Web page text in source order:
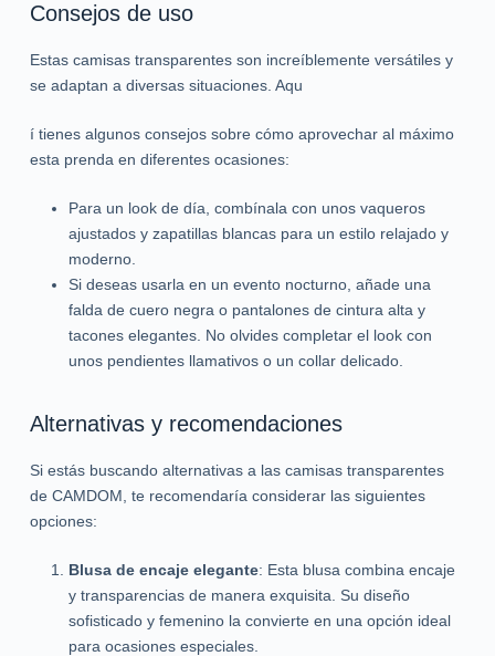
Consejos de uso
Estas camisas transparentes son increíblemente versátiles y
se adaptan a diversas situaciones. Aqu
í tienes algunos consejos sobre cómo aprovechar al máximo
esta prenda en diferentes ocasiones:
Para un look de día, combínala con unos vaqueros
ajustados y zapatillas blancas para un estilo relajado y
moderno.
Si deseas usarla en un evento nocturno, añade una
falda de cuero negra o pantalones de cintura alta y
tacones elegantes. No olvides completar el look con
unos pendientes llamativos o un collar delicado.
Alternativas y recomendaciones
Si estás buscando alternativas a las camisas transparentes
de CAMDOM, te recomendaría considerar las siguientes
opciones:
Blusa de encaje elegante: Esta blusa combina encaje
y transparencias de manera exquisita. Su diseño
sofisticado y femenino la convierte en una opción ideal
para ocasiones especiales.